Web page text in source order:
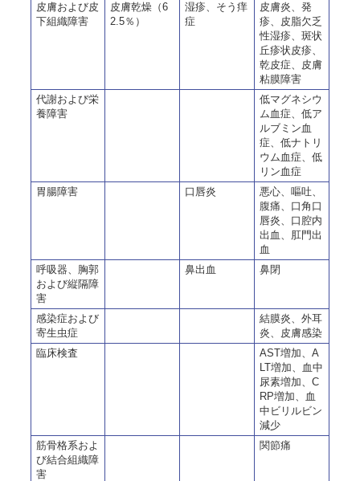
皮膚および皮
下組織障害
皮膚乾燥（6
2.5％）
湿疹、そう痒
症
皮膚炎、発
疹、皮脂欠乏
性湿疹、斑状
丘疹状皮疹、
乾皮症、皮膚
粘膜障害
代謝および栄
養障害
低マグネシウ
ム血症、低ア
ルブミン血
症、低ナトリ
ウム血症、低
リン血症
胃腸障害
口唇炎
悪心、嘔吐、
腹痛、口角口
唇炎、口腔内
出血、肛門出
血
呼吸器、胸郭
および縦隔障
害
鼻出血 鼻閉
感染症および
寄生虫症
結膜炎、外耳
炎、皮膚感染
臨床検査
AST増加、A
LT増加、血中
尿素増加、C
RP増加、血
中ビリルビン
減少
筋骨格系およ
び結合組織障
害
関節痛